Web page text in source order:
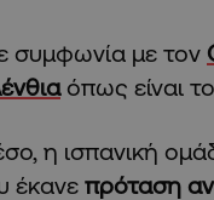
συμφωνία με τον
όπως είναι
η ισπανική
έκανε πρόταση